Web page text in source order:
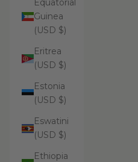
Equatorial
Guinea
(USD $)
Eritrea
(USD $)
Estonia
(USD $)
Eswatini
(USD $)
Ethiopia